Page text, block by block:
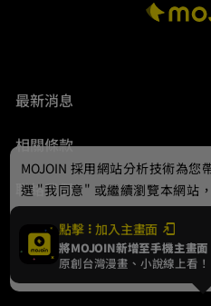
最新消息
相關條款
聯絡我們
© 2024 gamania Digital
點擊 加入主畫面
將MOJOIN新增至手機主畫
原創台灣漫畫、小說線上看！
MOJOIN 採用網站分析技術為您
選 "我同意" 或繼續瀏覽本網站
Cookie，欲瞭解更多資訊請見隱
我同